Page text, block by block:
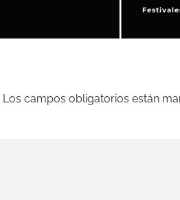
Los campos obligatorios están